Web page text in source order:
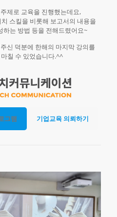
제로 교육을 진행했는데요,
스킬을 비롯해 보고서의 내용을
하는 방법 등을 전해드렸어요~
신 덕분에 한해의 마지막 강의를
칠 수 있었습니다.^^
그램 기업교육 의뢰하기